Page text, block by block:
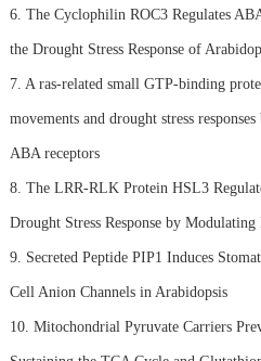
6. The Cyclophilin ROC3 Regulates
the Drought Stress Response of
7. A ras-related small GTP-binding
movements and drought stress
ABA receptors
8. The LRR-RLK Protein HSL3
Drought Stress Response by
9. Secreted Peptide PIP1 Induces
Cell Anion Channels in Arabidopsis
10. Mitochondrial Pyruvate Carriers